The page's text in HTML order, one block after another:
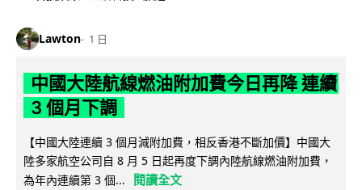
Lawton 1 日
中國大陸航線燃油附加費今日再降 連續
3 個月下調
【中國大陸連續 3 個月減附加費，相反香港不斷加價】中國大
陸多家航空公司自 8 月 5 日起再度下調內陸航線燃油附加費，
為年內連續第 3 個...
閱讀全文